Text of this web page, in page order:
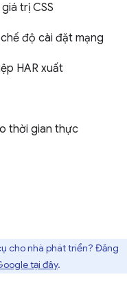
trị CSS
độ cài đặt mạng
HAR xuất
thời gian thực
cho nhà phát triển? Đăng
tại đây.